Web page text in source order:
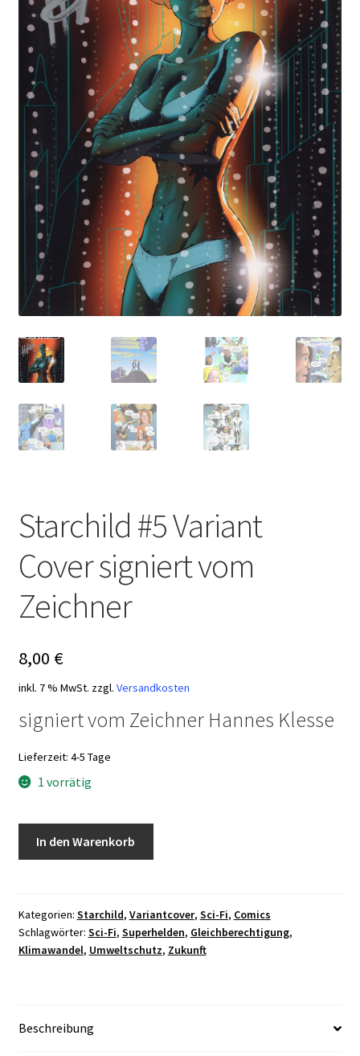
Starchild #5 Variant
Cover signiert vom
Zeichner
8,00 €
inkl. 7 % MwSt. zzgl. Versandkosten
signiert vom Zeichner Hannes Klesse
Lieferzeit: 4-5 Tage
1 vorrätig
signiert
vom
Zeichner
In den Warenkorb
Kategorien: Starchild, Variantcover, Sci-Fi, Comics
Schlagwörter: Sci-Fi, Superhelden, Gleichberechtigung,
Klimawandel, Umweltschutz, Zukunft
Beschreibung